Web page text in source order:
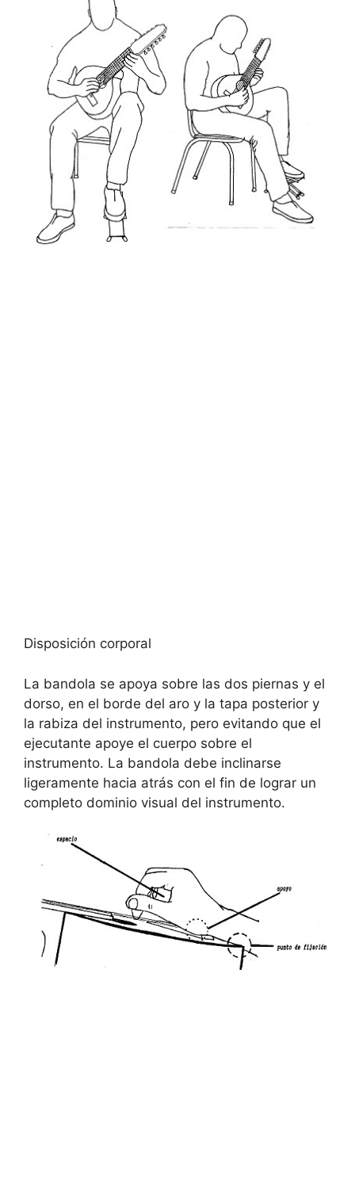
Disposición corporal
La bandola se apoya sobre las dos piernas y el
dorso, en el borde del aro y la tapa posterior y
la rabiza del instrumento, pero evitando que el
ejecutante apoye el cuerpo sobre el
instrumento. La bandola debe inclinarse
ligeramente hacia atrás con el fin de lograr un
completo dominio visual del instrumento.